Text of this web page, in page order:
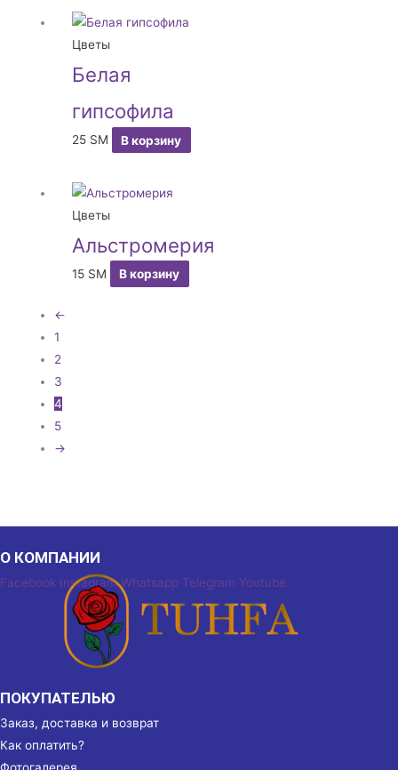
Цветы
Белая
гипсофила
25 ЅМ В корзину
Цветы
Альстромерия
15 ЅМ В корзину
←
1
2
3
4
5
→
О КОМПАНИИ
Facebook Instagram Whatsapp Telegram Youtube
ПОКУПАТЕЛЬЮ
Заказ, доставка и возврат
Как оплатить?